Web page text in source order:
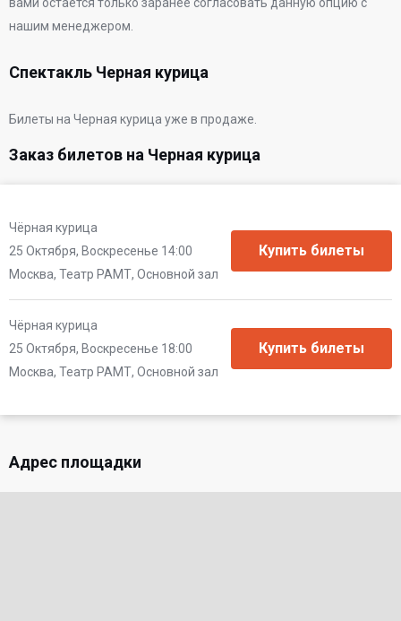
нашим менеджером.
Спектакль Черная курица
Билеты на Черная курица уже в продаже.
Заказ билетов на Черная курица
Чёрная курица
25 Октября, Воскресенье 14:00
Москва, Театр РАМТ, Основной зал
Чёрная курица
25 Октября, Воскресенье 18:00
Москва, Театр РАМТ, Основной зал
Адрес площадки